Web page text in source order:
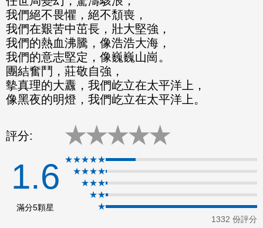
eBo
ok
我們絕不畏懼，絕不頹喪，
我們在艱苦中茁長，壯大堅強，
我們的熱血沸騰，像浩浩大海，
我們的意志堅定，像巍巍山崗。
團結奮鬥，莊敬自強，
摰真理的大纛，我們屹立在太平洋上，
像黑夜的明燈，我們屹立在太平洋上。
評分: ★★★★★
1.6
滿分5顆星
★★★★★
★★★★
★★★
★★
★
1332 份評分